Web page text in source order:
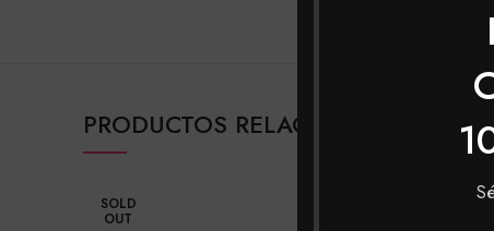
PRODUCTOS RELACIONADOS
SOLD
OUT